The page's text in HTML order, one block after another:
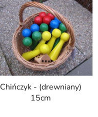
Chińczyk - (drewniany)
15cm